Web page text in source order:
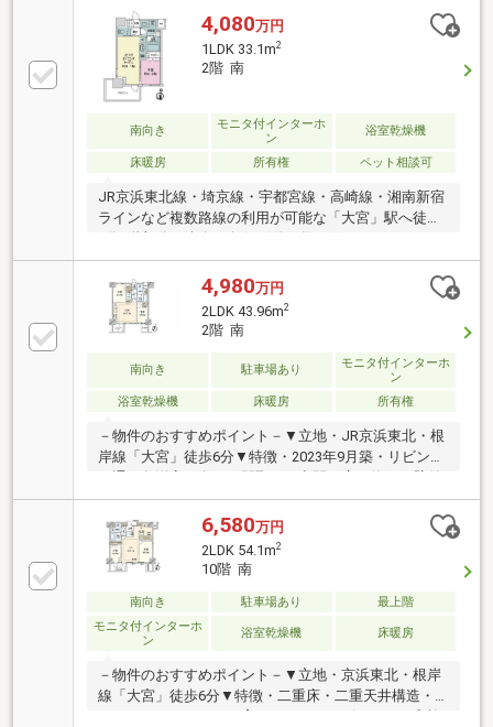
床・天井◆設計・建設住宅性能証明書取得◆宅配ロッ
カー付き◆光ファイバーインターネット （つなぐネ
ットコミュニケーションズ）◆新規リフォーム実施
※2026年6月完了
4,080万円
1LDK 33.1m2
2階 南
南向き
モニタ付インターホ
ン
浴室乾燥機
床暖房 所有権 ペット相談可
JR京浜東北線・埼京線・宇都宮線・高崎線・湘南新宿
ラインなど複数路線の利用が可能な「大宮」駅へ徒歩
ット飼育可能（飼育細則有）―2面採光・南向き角住戸
につき日当たり良好―約9.0帖の広々したリビングダイ
ニングキッチン独立型バルコニー1.4ｍ×1.6mのゆった
りバスルームLDKには温水式床暖房（キッチン）…ス
（浴 室）…浴室換気乾燥機（洗面台）…三面鏡の裏
側には収納付、アメニティグッズをまとめてしまえる
収納力があります。
4,980万円
2LDK 43.96m2
2階 南
南向き 駐車場あり
モニタ付インターホ
ン
浴室乾燥機
床暖房 所有権
－物件のおすすめポイント－▼立地・JR京浜東北・根
岸線「大宮」徒歩6分▼特徴・2023年9月築・リビング
キッチン、浄水器付・南向きバルコニー・ペット飼育
可(細則有)・室内きれいにお使いです▼設備・床暖房
(LDK)・浴室暖房乾燥機・非接触キーシステム・宅配
ボックス・オートロック▼周辺環境・ファミリーマー
大宮ルミネ1店 徒歩7分(約520m)■ ご希望の住まい探し
をお手伝いします ━━━━━・・・物件の詳細・ご相
談はお気軽にお問い合わせください。
6,580万円
2LDK 54.1m2
10階 南
南向き 駐車場あり
最上階
モニタ付インターホ
ン
浴室乾燥機 床暖房
－物件のおすすめポイント－▼立地・京浜東北・根岸
線「大宮」徒歩6分▼特徴・二重床・二重天井構造・